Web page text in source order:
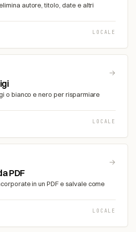
autore, titolo, date e altri
LOCALE
→
o bianco e nero per risparmiare
LOCALE
→
PDF
in un PDF e salvale come
LOCALE